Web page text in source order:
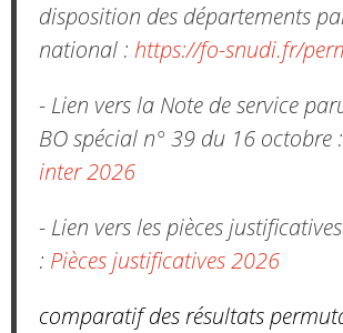
disposition des départements
national : https://fo-snudi.fr/
- Lien vers la Note de service
BO spécial n° 39 du 16 octobre :
inter 2026
- Lien vers les pièces
: Pièces justificatives 2026
comparatif des résultats